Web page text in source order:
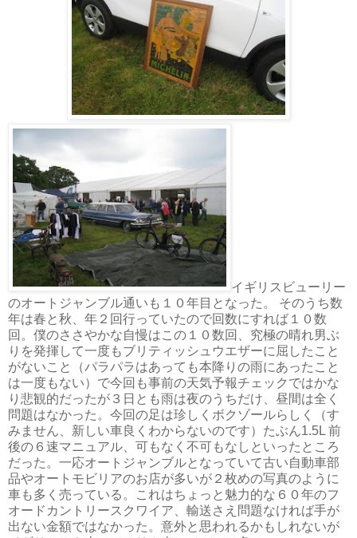
イギリスビューリー
のオートジャンブル通いも１０年目となった。 そのうち数
年は春と秋、年２回行っていたので回数にすれば１０数
回。僕のささやかな自慢はこの１０数回、究極の晴れ男ぶ
りを発揮して一度もブリティッシュウエザーに屈したこと
がないこと（パラパラはあっても本降りの雨にあったこと
は一度もない）で今回も事前の天気予報チェックではかな
り悲観的だったが３日とも雨は夜のうちだけ、昼間は全く
問題はなかった。今回の足は珍しくボクゾールらしく（す
みません、新しい車良くわからないのです）たぶん1.5L 前
後の６速マニュアル、可もなく不可もなしといったところ
だった。一応オートジャンブルとなっていて古い自動車部
品やオートモビリアのお店が多いが２枚めの写真のように
車も多く売っている。これはちょっと魅力的な６０年のフ
オードカントリースクワイア、輸送さえ問題なければ手が
出ない金額ではなかった。意外と思われるかもしれないが